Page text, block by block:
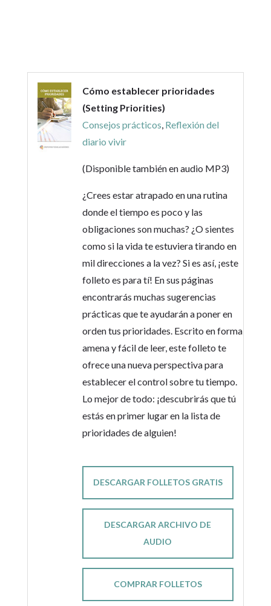
Cómo establecer prioridades
(Setting Priorities)
Consejos prácticos, Reflexión del
diario vivir
(Disponible también en audio MP3)
¿Crees estar atrapado en una rutina
donde el tiempo es poco y las
obligaciones son muchas? ¿O sientes
como si la vida te estuviera tirando en
mil direcciones a la vez? Si es así, ¡este
folleto es para tí! En sus páginas
encontrarás muchas sugerencias
prácticas que te ayudarán a poner en
orden tus prioridades. Escrito en forma
amena y fácil de leer, este folleto te
ofrece una nueva perspectiva para
establecer el control sobre tu tiempo.
Lo mejor de todo: ¡descubrirás que tú
estás en primer lugar en la lista de
prioridades de alguien!
DESCARGAR FOLLETOS GRATIS
DESCARGAR ARCHIVO DE
AUDIO
COMPRAR FOLLETOS